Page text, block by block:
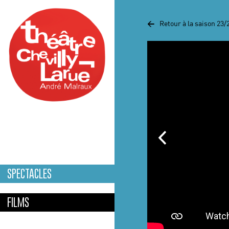
SPECTACLES
FILMS
< Retour à la saison 23/